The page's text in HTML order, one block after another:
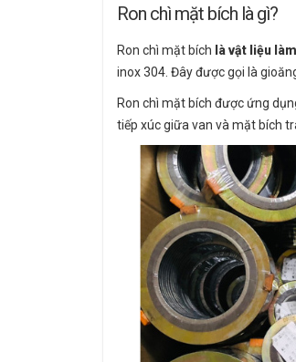
Ron chì mặt bích là gì?
Ron chì mặt bích là vật liệu
inox 304. Đây được gọi là
Ron chì mặt bích được ứng
tiếp xúc giữa van và mặt bích